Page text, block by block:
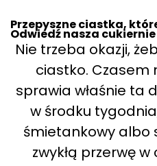
Przepyszne ciastka,
Odwiedź nasza
Nie trzeba okazji,
ciastko. Czasem
sprawia właśnie ta
w środku
śmietankowy albo
zwykłą przerwę